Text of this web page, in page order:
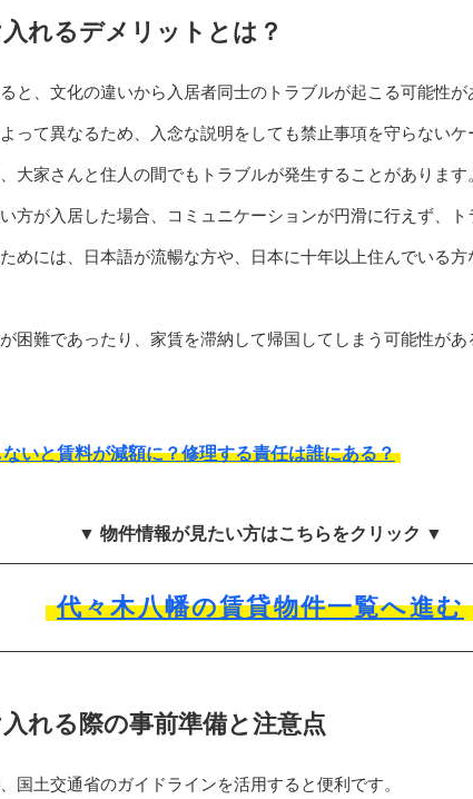
れるデメリットとは？
と、文化の違いから入居者同士のトラブルが起こる可能性が
って異なるため、入念な説明をしても禁止事項を守らないケ
大家さんと住人の間でもトラブルが発生することがあります
方が入居した場合、コミュニケーションが円滑に行えず、ト
めには、日本語が流暢な方や、日本に十年以上住んでいる
困難であったり、家賃を滞納して帰国してしまう可能性が
いと賃料が減額に？修理する責任は誰にある？
▼ 物件情報が見たい方はこちらをクリック ▼
代々木八幡の賃貸物件一覧へ進む
れる際の事前準備と注意点
国土交通省のガイドラインを活用すると便利です。